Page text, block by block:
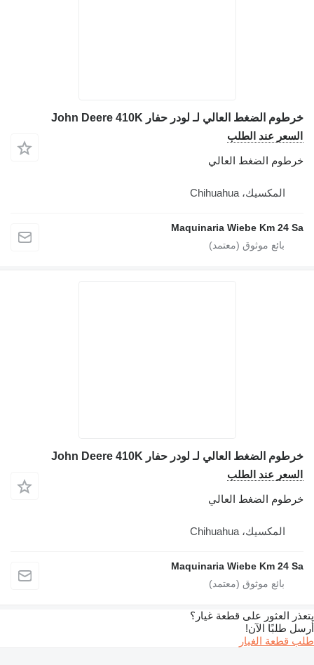
خرطوم الضغط العالي لـ لودر حفار John Deere 410K
السعر عند الطلب
خرطوم الضغط العالي
المكسيك، Chihuahua
Maquinaria Wiebe Km 24 Sa
خرطوم الضغط العالي لـ لودر حفار John Deere 410K
السعر عند الطلب
خرطوم الضغط العالي
المكسيك، Chihuahua
Maquinaria Wiebe Km 24 Sa
يتعذر العثور على قطعة غيار؟
أرسل طلبًا الآن!
طلب قطعة الغيار